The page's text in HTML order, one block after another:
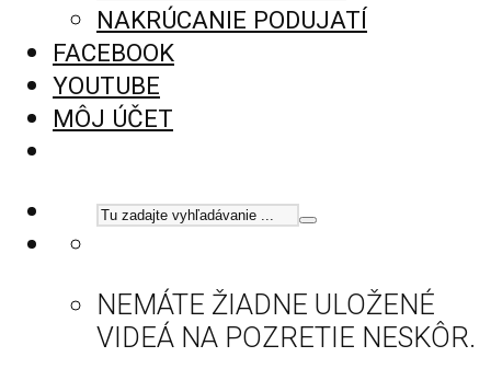
NAKRÚCANIE PODUJATÍ
FACEBOOK
YOUTUBE
MÔJ ÚČET
NEMÁTE ŽIADNE ULOŽENÉ
VIDEÁ NA POZRETIE NESKÔR.